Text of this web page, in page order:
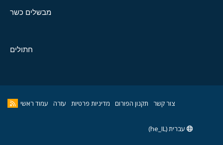
מבשלים כשר
חתולים
צור קשר תקנון הפורום מדיניות פרטיות עזרה עמוד ראשי
עברית (he_IL)